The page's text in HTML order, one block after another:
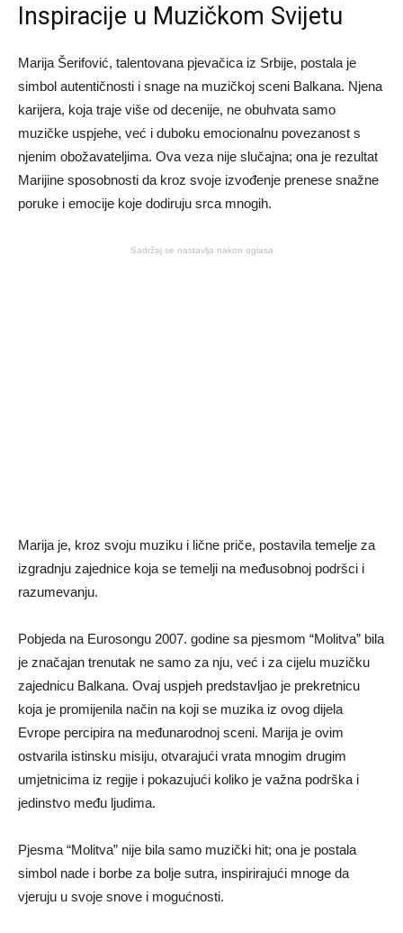
Inspiracije u Muzičkom Svijetu
Marija Šerifović, talentovana pjevačica iz Srbije, postala je
simbol autentičnosti i snage na muzičkoj sceni Balkana. Njena
karijera, koja traje više od decenije, ne obuhvata samo
muzičke uspjehe, već i duboku emocionalnu povezanost s
njenim obožavateljima. Ova veza nije slučajna; ona je rezultat
Marijine sposobnosti da kroz svoje izvođenje prenese snažne
poruke i emocije koje dodiruju srca mnogih.
Sadržaj se nastavlja nakon oglasa
Marija je, kroz svoju muziku i lične priče, postavila temelje za
izgradnju zajednice koja se temelji na međusobnoj podršci i
razumevanju.
Pobjeda na Eurosongu 2007. godine sa pjesmom “Molitva” bila
je značajan trenutak ne samo za nju, već i za cijelu muzičku
zajednicu Balkana. Ovaj uspjeh predstavljao je prekretnicu
koja je promijenila način na koji se muzika iz ovog dijela
Evrope percipira na međunarodnoj sceni. Marija je ovim
ostvarila istinsku misiju, otvarajući vrata mnogim drugim
umjetnicima iz regije i pokazujući koliko je važna podrška i
jedinstvo među ljudima.
Pjesma “Molitva” nije bila samo muzički hit; ona je postala
simbol nade i borbe za bolje sutra, inspirirajući mnoge da
vjeruju u svoje snove i mogućnosti.